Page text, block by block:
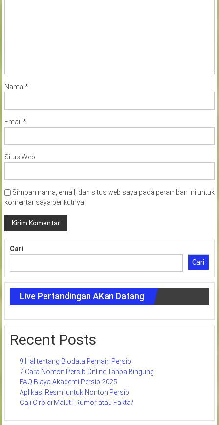
Nama *
Email *
Situs Web
Simpan nama, email, dan situs web saya pada peramban ini untuk
komentar saya berikutnya.
Cari
Cari
Live Pertandingan AKan Datang
Recent Posts
9 Hal tentang Biodata Pemain Persib
7 Cara Nonton Persib Online Tanpa Bingung
FAQ Biaya Akademi Persib 2025
Aplikasi Resmi untuk Nonton Persib
Gaji Ciro di Malut : Rumor atau Fakta?